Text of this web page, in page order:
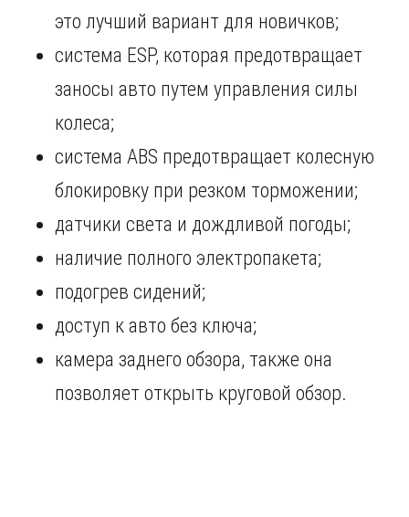
это лучший вариант для новичков;
система ESP, которая предотвращает
заносы авто путем управления силы
колеса;
система ABS предотвращает колесную
блокировку при резком торможении;
датчики света и дождливой погоды;
наличие полного электропакета;
подогрев сидений;
доступ к авто без ключа;
камера заднего обзора, также она
позволяет открыть круговой обзор.